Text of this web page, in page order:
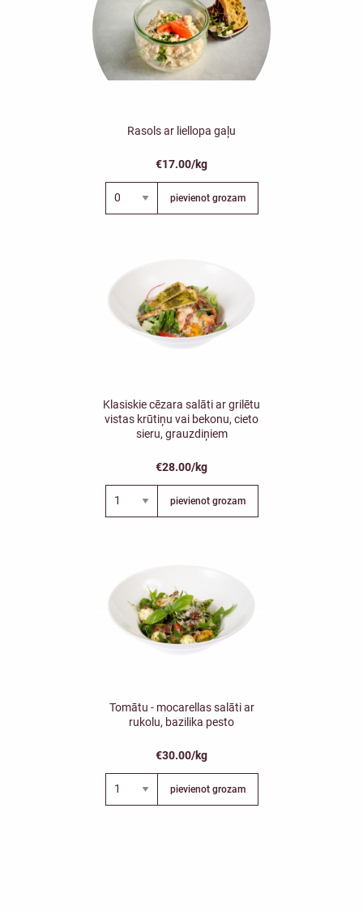
Rasols ar liellopa gaļu
€17.00/kg
pievienot grozam
Klasiskie cēzara salāti ar grilētu
vistas krūtiņu vai bekonu, cieto
sieru, grauzdiņiem
€28.00/kg
pievienot grozam
Tomātu - mocarellas salāti ar
rukolu, bazilika pesto
€30.00/kg
pievienot grozam